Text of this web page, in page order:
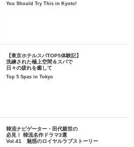
You Should Try This in Kyoto!
【東京ホテルスパTOP5体験記】
洗練された極上空間＆スパで
日々の疲れを癒して
Top 5 Spas in Tokyo
韓流ナビゲーター・田代親世の
必見！ 韓流名作ドラマ3選
Vol.41 魅惑のロイヤルラブストーリー